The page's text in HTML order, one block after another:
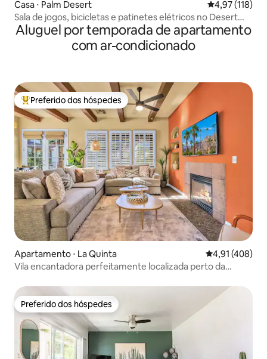
Casa ⋅ Palm Desert 4,97 de uma
4,97 (118)
Sala de jogos, bicicletas e patinetes elétricos no Desert
Dream
Aluguel por temporada de apartamento
com ar-condicionado
Entre os melhores preferidos dos hóspedes
Preferido dos hóspedes
Apartamento ⋅ La Quinta 4,91 de uma
4,91 (408)
Vila encantadora perfeitamente localizada perto da
Preferido dos hóspedes
Preferido dos hóspedes